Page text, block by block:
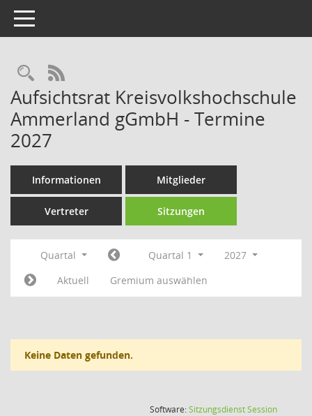
Toggle navigation
Rechercheauswahl
RSS-Feed
Aufsichtsrat Kreisvolkshochschule
Ammerland gGmbH - Termine
2027
Informationen Mitglieder
Vertreter Sitzungen
Quartal Quartal 1
2027
Aktuell
Gremium auswählen
Keine Daten gefunden.
Software:SitzungsdienstSession(Wird in